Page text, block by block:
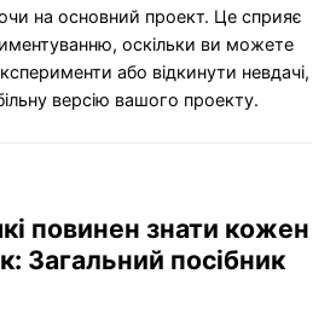
на основний проект. Це сприяє
оскільки ви можете
або відкинути невдачі,
версію вашого проекту.
повинен знати кожен
Загальний посібник